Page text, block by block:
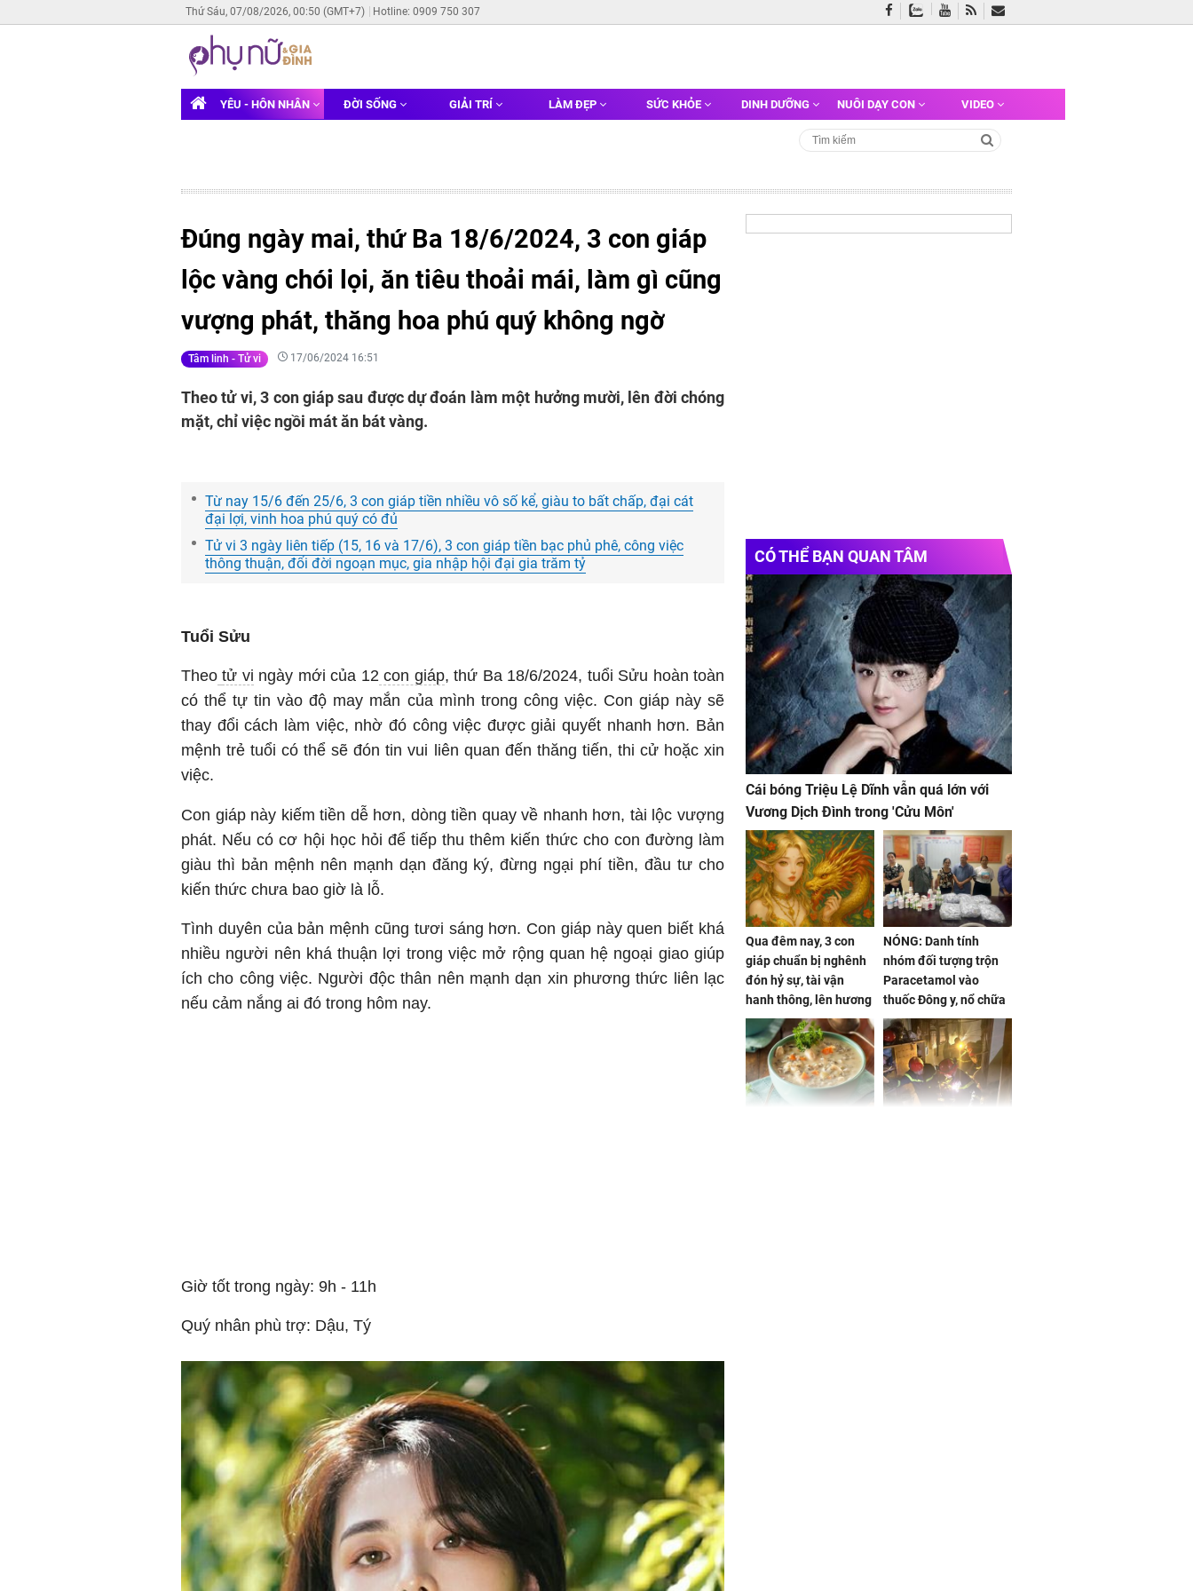
Thứ Sáu, 07/08/2026, 00:50 (GMT+7) Hotline: 0909 750 307
YÊU - HÔN NHÂN ĐỜI SỐNG GIẢI TRÍ LÀM ĐẸP SỨC KHỎE DINH DƯỠNG NUÔI DẠY CON VIDEO
Đúng ngày mai, thứ Ba 18/6/2024, 3 con giáp
lộc vàng chói lọi, ăn tiêu thoải mái, làm gì cũng
vượng phát, thăng hoa phú quý không ngờ
Tâm linh - Tử vi 17/06/2024 16:51
Theo tử vi, 3 con giáp sau được dự đoán làm một hưởng mười, lên đời chóng
mặt, chỉ việc ngồi mát ăn bát vàng.
Từ nay 15/6 đến 25/6, 3 con giáp tiền nhiều vô số kể, giàu to bất chấp, đại cát
đại lợi, vinh hoa phú quý có đủ
Tử vi 3 ngày liên tiếp (15, 16 và 17/6), 3 con giáp tiền bạc phủ phê, công việc
thông thuận, đổi đời ngoạn mục, gia nhập hội đại gia trăm tỷ
Tuổi Sửu
Theo tử vi ngày mới của 12 con giáp, thứ Ba 18/6/2024, tuổi Sửu hoàn toàn
có thể tự tin vào độ may mắn của mình trong công việc. Con giáp này sẽ
thay đổi cách làm việc, nhờ đó công việc được giải quyết nhanh hơn. Bản
mệnh trẻ tuổi có thể sẽ đón tin vui liên quan đến thăng tiến, thi cử hoặc xin
việc.
Con giáp này kiếm tiền dễ hơn, dòng tiền quay về nhanh hơn, tài lộc vượng
phát. Nếu có cơ hội học hỏi để tiếp thu thêm kiến thức cho con đường làm
giàu thì bản mệnh nên mạnh dạn đăng ký, đừng ngại phí tiền, đầu tư cho
kiến thức chưa bao giờ là lỗ.
Tình duyên của bản mệnh cũng tươi sáng hơn. Con giáp này quen biết khá
nhiều người nên khá thuận lợi trong việc mở rộng quan hệ ngoại giao giúp
ích cho công việc. Người độc thân nên mạnh dạn xin phương thức liên lạc
nếu cảm nắng ai đó trong hôm nay.
Giờ tốt trong ngày: 9h - 11h
Quý nhân phù trợ: Dậu, Tý
CÓ THỂ BẠN QUAN TÂM
Cái bóng Triệu Lệ Dĩnh vẫn quá lớn với
Vương Dịch Đình trong 'Cửu Môn'
Qua đêm nay, 3 con
giáp chuẩn bị nghênh
đón hỷ sự, tài vận
hanh thông, lên hương
hóa Rồng hóa Phượng,
gom hết may mắn về
nhà
NÓNG: Danh tính
nhóm đối tượng trộn
Paracetamol vào
thuốc Đông y, nổ chữa
bách bệnh